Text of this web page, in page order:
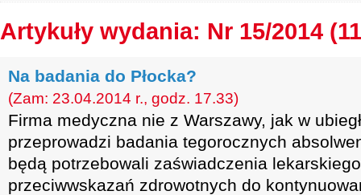
Artykuły wydania: Nr 15/2014
Na badania do Płocka?
(Zam: 23.04.2014 r., godz. 17.33)
Firma medyczna nie z Warszawy, jak w
przeprowadzi badania tegorocznych
będą potrzebowali zaświadczenia
przeciwwskazań zdrowotnych do